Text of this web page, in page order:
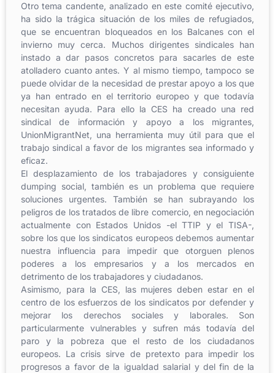
Otro tema candente, analizado en este comité ejecutivo,
ha sido la trágica situación de los miles de refugiados,
que se encuentran bloqueados en los Balcanes con el
invierno muy cerca. Muchos dirigentes sindicales han
instado a dar pasos concretos para sacarles de este
atolladero cuanto antes. Y al mismo tiempo, tampoco se
puede olvidar de la necesidad de prestar apoyo a los que
ya han entrado en el territorio europeo y que todavía
necesitan ayuda. Para ello la CES ha creado una red
sindical de información y apoyo a los migrantes,
UnionMigrantNet, una herramienta muy útil para que el
trabajo sindical a favor de los migrantes sea informado y
eficaz.
El desplazamiento de los trabajadores y consiguiente
dumping social, también es un problema que requiere
soluciones urgentes. También se han subrayando los
peligros de los tratados de libre comercio, en negociación
actualmente con Estados Unidos -el TTIP y el TISA-,
sobre los que los sindicatos europeos debemos aumentar
nuestra influencia para impedir que otorguen plenos
poderes a los empresarios y a los mercados en
detrimento de los trabajadores y ciudadanos.
Asimismo, para la CES, las mujeres deben estar en el
centro de los esfuerzos de los sindicatos por defender y
mejorar los derechos sociales y laborales. Son
particularmente vulnerables y sufren más todavía del
paro y la pobreza que el resto de los ciudadanos
europeos. La crisis sirve de pretexto para impedir los
progresos a favor de la igualdad salarial y del fin de la